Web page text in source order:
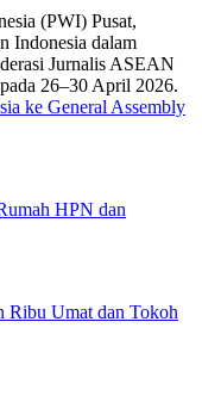
ke General Assembly
HPN dan
Ribu Umat dan Tokoh